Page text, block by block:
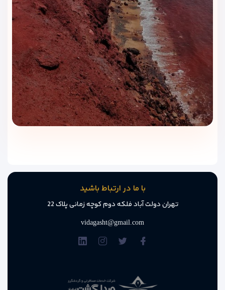
خوراک‌های متنوع در منو قرار دارد که با استفاده از مواد اولیه تازه
طبخ می‌شوند. فضای رستوران طوری طراحی شده که هم برای
خانواده‌ها و هم برای سفرهای کاری مناسب باشد.
کافی‌شاپ هتل
کافی‌شاپ هتل آتامان جایی دنج و آرام برای استراحت بعد از
گشت‌وگذار در جزیره است. در این کافی‌شاپ انواع نوشیدنی‌های
سرد و گرم، دسرهای خوشمزه و میان‌وعده‌های سبک سرو می‌شود.
محیط صمیمی و مبلمان راحت آن باعث می‌شود بتوانید ساعاتی
خوش را در کنار خانواده یا دوستانتان بگذرانید.
هتل به‌اندازه انتخاب خود هتل اهمیت دارد.
مجری مستقیم تورها و رزرو هتل، چند دلیل قانع‌کننده برای
قیمت مناسب و واقعی
: رزرو از طریق ویداگشت بدون واسطه
: هر زمان در طول سفر به مشکلی
با ما در ارتباط باشید
تهران دولت آباد فلکه دوم کوچه زمانی پلاک 22
vidagasht@gmail.com